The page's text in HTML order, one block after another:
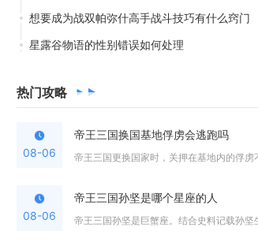
想要成为战双帕弥什高手战斗技巧有什么窍门
星露谷物语的性别错误如何处理
热门攻略
08-06
帝王三国换国基地俘虏会逃跑吗
08-06
帝王三国孙坚是哪个星座的人